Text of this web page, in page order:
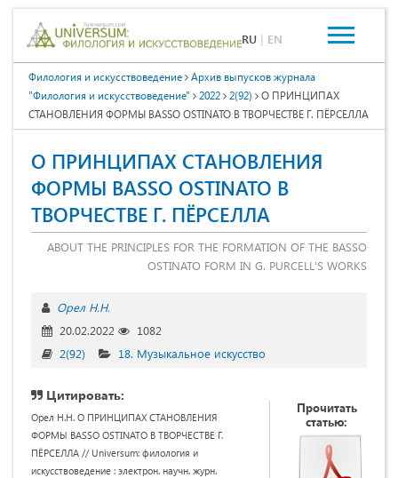
RU | EN
Филология и искусствоведение
Архив выпусков журнала
"Филология и искусствоведение"
2022 2(92)
О ПРИНЦИПАХ
СТАНОВЛЕНИЯ ФОРМЫ BASSO OSTINATO В ТВОРЧЕСТВЕ Г. ПЁРСЕЛЛА
О ПРИНЦИПАХ СТАНОВЛЕНИЯ
ФОРМЫ BASSO OSTINATO В
ТВОРЧЕСТВЕ Г. ПЁРСЕЛЛА
ABOUT THE PRINCIPLES FOR THE FORMATION OF THE BASSO
OSTINATO FORM IN G. PURCELL'S WORKS
Орел Н.Н.
20.02.2022
1082
2(92)
18. Музыкальное искусство
Цитировать:
Орел Н.Н. О ПРИНЦИПАХ СТАНОВЛЕНИЯ
ФОРМЫ BASSO OSTINATO В ТВОРЧЕСТВЕ Г.
ПЁРСЕЛЛА // Universum: филология и
искусствоведение : электрон. научн. журн.
Прочитать
статью: